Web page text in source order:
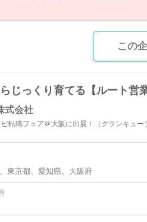
この
じっくり育てる【ルート営
式会社
転職フェア＠大阪に出展！（グランキュー
東京都、愛知県、大阪府